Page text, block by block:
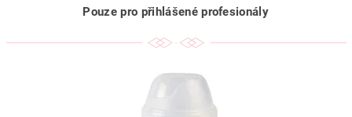
Pouze pro přihlášené profesionály